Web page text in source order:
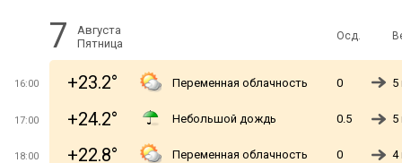
7
Августа
Пятница
Осд.
16:00 +23.2° Переменная облачность 0 5
17:00 +24.2° Небольшой дождь 0.5 5
18:00 +22.8° Переменная облачность 0 4